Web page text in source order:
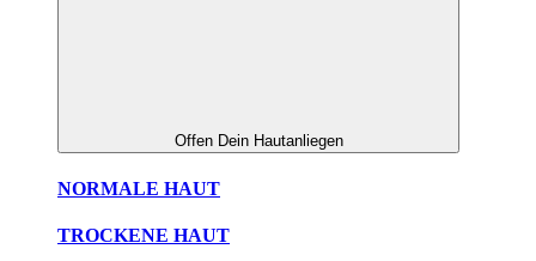
Offen Dein Hautanliegen
NORMALE HAUT
TROCKENE HAUT